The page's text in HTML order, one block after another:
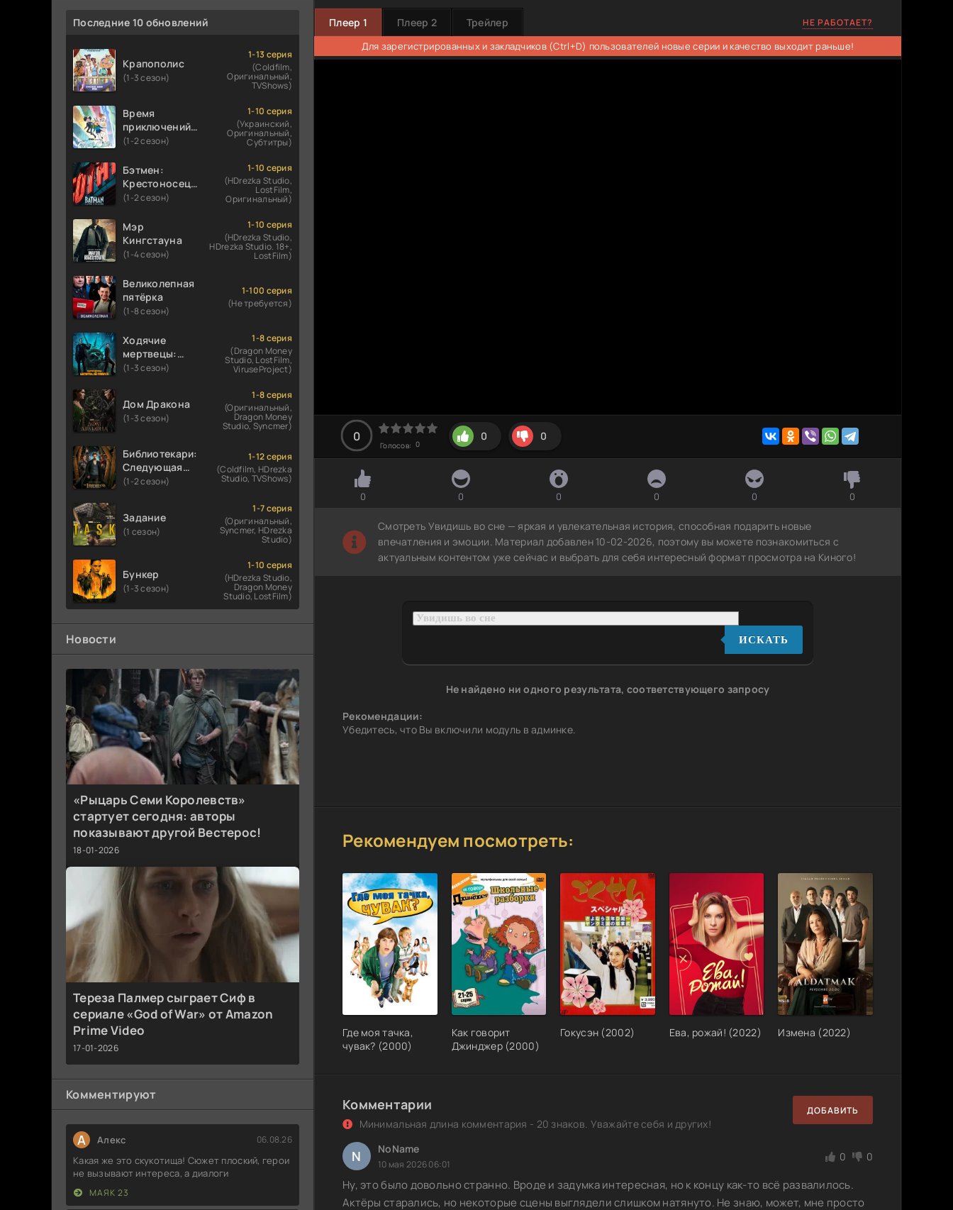
Последние 10 обновлений
Крапополис
(1-3 сезон)
1-13 серия
(Coldfilm,
Оригинальный,
TVShows)
Время
приключений:
Фионна и Кейк
(1-2 сезон)
1-10 серия
(Украинский,
Оригинальный,
Субтитры)
Бэтмен:
Крестоносец в
плаще
(1-2 сезон)
1-10 серия
(HDrezka Studio,
LostFilm,
Оригинальный)
Мэр
Кингстауна
(1-4 сезон)
1-10 серия
(HDrezka Studio,
HDrezka Studio. 18+,
LostFilm)
Великолепная
пятёрка
(1-8 сезон)
1-100 серия
(Не требуется)
Ходячие
мертвецы:
Мертвый
(1-3 сезон)
1-8 серия
(Dragon Money
Studio, LostFilm,
ViruseProject)
Дом Дракона
(1-3 сезон)
1-8 серия
(Оригинальный,
Dragon Money
Studio, Syncmer)
Библиотекари:
Следующая
глава
(1-2 сезон)
1-12 серия
(Coldfilm, HDrezka
Studio, TVShows)
Задание
(1 сезон)
1-7 серия
(Оригинальный,
Syncmer, HDrezka
Studio)
Бункер
(1-3 сезон)
1-10 серия
(HDrezka Studio,
Dragon Money
Studio, LostFilm)
Новости
«Рыцарь Семи Королевств»
стартует сегодня: авторы
показывают другой Вестерос!
18-01-2026
Тереза Палмер сыграет Сиф в
сериале «God of War» от Amazon
Prime Video
17-01-2026
Комментируют
А Алекс 06.08.26
Какая же это скукотища! Сюжет плоский, герои
не вызывают интереса, а диалоги
МАЯК 23
Плеер 1 Плеер 2 Трейлер НЕ РАБОТАЕТ?
Для зарегистрированных и закладчиков (Ctrl+D) пользователей новые серии и качество выходит раньше!
0
Голосов: 0
0 0
0 0 0 0 0 0
Смотреть Увидишь во сне — яркая и увлекательная история, способная подарить новые
впечатления и эмоции. Материал добавлен 10-02-2026, поэтому вы можете познакомиться с
актуальным контентом уже сейчас и выбрать для себя интересный формат просмотра на Киного!
ИСКАТЬ
Не найдено ни одного результата, соответствующего запросу
Рекомендации:
Убедитесь, что Вы включили модуль в админке.
Рекомендуем посмотреть:
Где моя тачка,
чувак? (2000)
Как говорит
Джинджер (2000)
Гокусэн (2002) Ева, рожай! (2022) Измена (2022)
Комментарии
Минимальная длина комментария - 20 знаков. Уважайте себя и других!
ДОБАВИТЬ
N NoName
10 мая 2026 06:01
0 0
Ну, это было довольно странно. Вроде и задумка интересная, но к концу как-то всё развалилось.
Актёры старались, но некоторые сцены выглядели слишком натянуто. Не знаю, может, мне просто